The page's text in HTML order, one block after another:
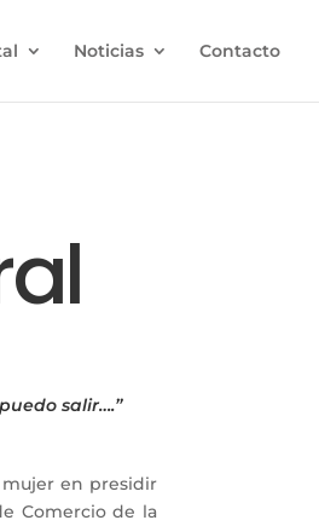
Noticias Contacto
salir….”
mujer en presidir
Comercio de la